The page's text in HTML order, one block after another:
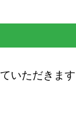
いただきま